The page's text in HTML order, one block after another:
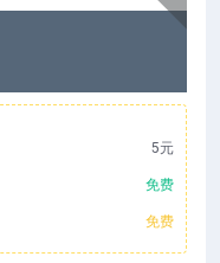
5元
免费
免费